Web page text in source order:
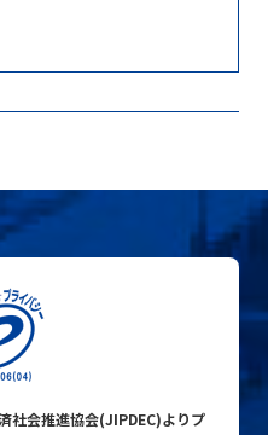
社会推進協会(JIPDEC)よりプ